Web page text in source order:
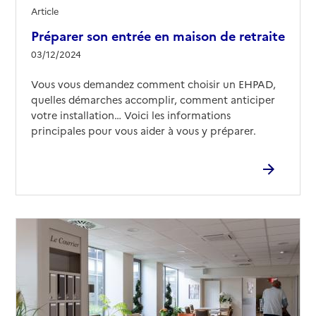
Source des données : Finess n° 350049524
EHPAD Rotheneuf
35400-Saint-Malo
02 99 56 97 83
Voir les prix et prestations
Source des données : Finess n° 350007050
EHPAD Maison Le Plessis Pont-Pinel
Rue de la Tannerie
35400- Saint-Malo
Préparer son entrée en maison de retraite
03/12/2024
Article
Vous vous demandez comment choisir un EHPAD,
quelles démarches accomplir, comment anticiper
votre installation… Voici les informations
principales pour vous aider à vous y préparer.